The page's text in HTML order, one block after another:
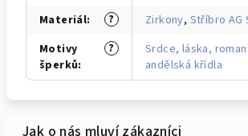
?
Materiál: Zirkony, Stříbro AG
?
Motivy
šperků:
Srdce, láska,
andělská křídla